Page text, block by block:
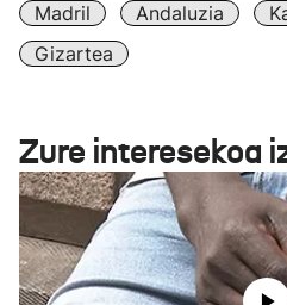
Madril
Andaluzia
Gizartea
Zure interesekoa